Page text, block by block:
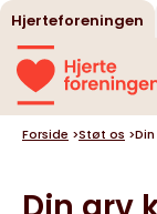
Hjerteforeningen
Forside >Støt os >